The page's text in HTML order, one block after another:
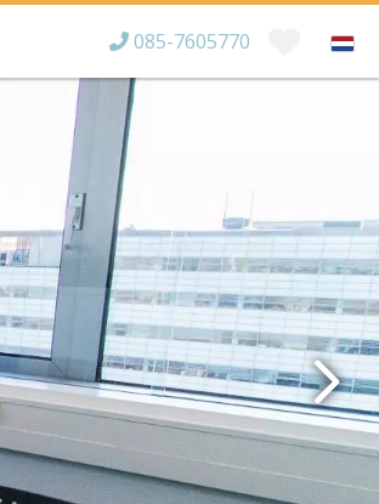
085-7605770
Bereikbaar tot